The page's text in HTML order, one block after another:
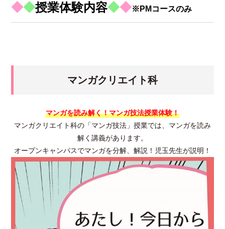
◆◆授業体験内容◆◆※PMコースのみ
マンガクリエイト科
マンガを読み解く！マンガ技法授業体験！
マンガクリエイト科の「マンガ技法」授業では、マンガを読み
解く講義があります。
オープンキャンパスでマンガを分解、解説！児玉先生が説明！